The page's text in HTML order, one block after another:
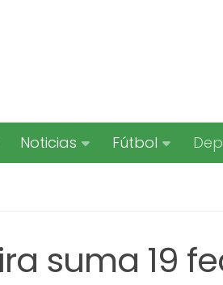
Noticias Fútbol
suma 19